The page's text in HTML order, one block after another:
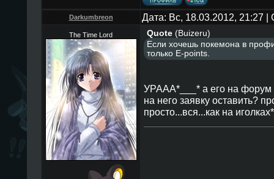
Darkumbreon Дата: Вс, 18.03.2012, 21:27
The Time Lord Quote(Buizeru)
Если хочешь покемона в
только E-points.
УРААА*___* а его на форум
на него заявку оставить?
просто...вся...как на